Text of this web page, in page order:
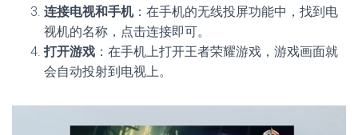
连接电视和手机：在手机的无线投屏功能中，找到电
视机的名称，点击连接即可。
打开游戏 ：在手机上打开王者荣耀游戏，游戏画面就
会自动投射到电视上。